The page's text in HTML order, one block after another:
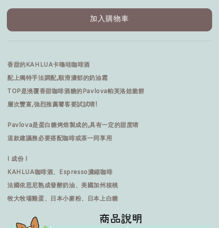
加入購物車
香甜的KAHLUA卡嚕哇咖啡酒
配上獨特手法調配,順滑濃郁的奶油霜
TOP是澆覆香甜咖啡酒糖的Pavlova帕芙洛娃脆餅
層次豐富,強烈推薦饕客要試試唷!
Pavlova是蛋白糖烤焙製成的,具有一定的甜度唷
這款建議務必要搭配咖啡或茶一同享用
I 成份 I
KAHLUA咖啡酒、Espresso濃縮咖啡
法國依思尼熟成發酵奶油、美國加州核桃
牧大牧場雞蛋、日本小麥粉、日本上白糖